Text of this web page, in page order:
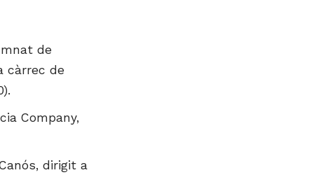
de
càrrec de
Company,
dirigit a